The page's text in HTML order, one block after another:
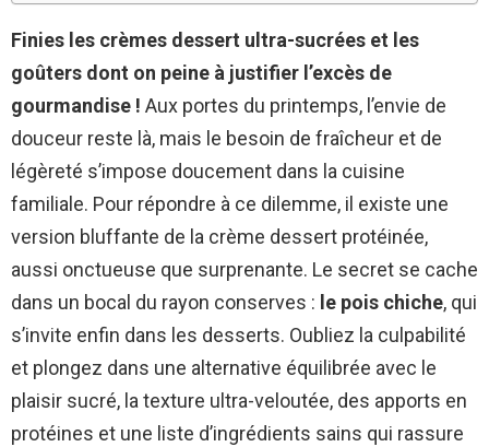
Finies les crèmes dessert ultra-sucrées et les
goûters dont on peine à justifier l’excès de
gourmandise ! Aux portes du printemps, l’envie de
douceur reste là, mais le besoin de fraîcheur et de
légèreté s’impose doucement dans la cuisine
familiale. Pour répondre à ce dilemme, il existe une
version bluffante de la crème dessert protéinée,
aussi onctueuse que surprenante. Le secret se cache
dans un bocal du rayon conserves : le pois chiche, qui
s’invite enfin dans les desserts. Oubliez la culpabilité
et plongez dans une alternative équilibrée avec le
plaisir sucré, la texture ultra-veloutée, des apports en
protéines et une liste d’ingrédients sains qui rassure